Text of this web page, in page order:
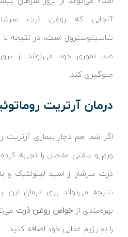
آنجایی که روغن ذرت
بتاسیتوسترول است، در نتیجه
ضد تموری خود می‌تواند از
جلوگیری کند.
درمان آرتریت
اگر شما هم دچار بیماری آرتریت
ورم و سفتی مفاصل را تجربه
نتیجه می‌تواند برای درمان این
بهره‌مندی ازخواص روغن ذرت
را به رژیم غذایی خود اضافه کنید.